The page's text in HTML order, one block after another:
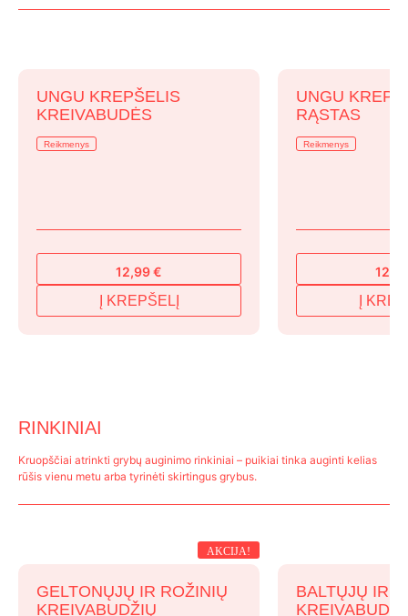
UNGU KREPŠELIS
KREIVABUDĖS
Reikmenys
12,99€
Į KREPŠELĮ
UNGU
RĄSTAS
Reikmenys
Į
RINKINIAI
Kruopščiai atrinkti grybų auginimo rinkiniai – puikiai tinka auginti kelias
rūšis vienu metu arba tyrinėti skirtingus grybus.
AKCIJA!
GELTONŲJŲ IR ROŽINIŲ
KREIVABUDŽIŲ
BALTŲJŲ IR